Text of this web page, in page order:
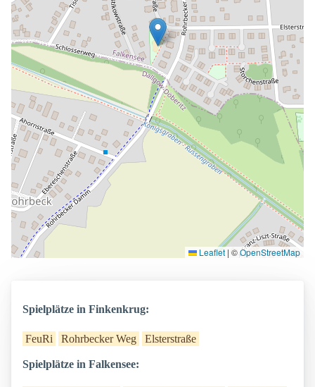
Leaflet | ©OpenStreetMap
Spielplätze in Finkenkrug:
FeuRi Rohrbecker Weg Elsterstraße
Spielplätze in Falkensee: